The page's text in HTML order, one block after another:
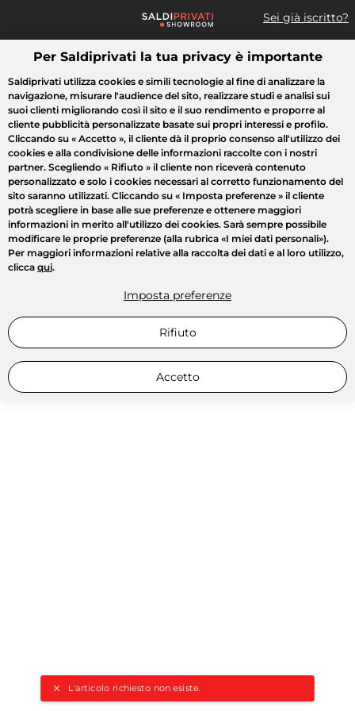
Sei già iscritto?
Cosa cerchi?
L'articolo richiesto non esiste.
Tutte le vendite Moda Casa Bellezza Elettrodomestici
Per Saldiprivati la tua privacy è importante
Saldiprivati utilizza cookies e simili tecnologie al fine di analizzare la
navigazione, misurare l'audience del sito, realizzare studi e analisi sui
suoi clienti migliorando così il sito e il suo rendimento e proporre al
cliente pubblicità personalizzate basate sui propri interessi e profilo.
Cliccando su « Accetto », il cliente dà il proprio consenso all'utilizzo dei
cookies e alla condivisione delle informazioni raccolte con i nostri
partner. Scegliendo « Rifiuto » il cliente non riceverà contenuto
personalizzato e solo i cookies necessari al corretto funzionamento del
sito saranno utilizzati. Cliccando su « Imposta preferenze » il cliente
potrà scegliere in base alle sue preferenze e ottenere maggiori
informazioni in merito all'utilizzo dei cookies. Sarà sempre possibile
modificare le proprie preferenze (alla rubrica «I miei dati personali»).
Per maggiori informazioni relative alla raccolta dei dati e al loro utilizzo,
clicca qui.
Imposta preferenze
Rifiuto
Accetto